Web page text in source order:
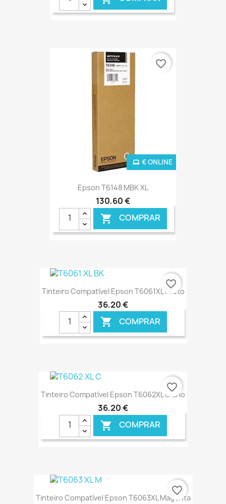
€ ONLINE
Epson T6148 MBK XL
130,60 €
 COMPRAR
€ ONLINE
favorite_border
Tinteiro Compatível Epson T6061XL Preto
36,20 €
 COMPRAR
€ ONLINE
favorite_border
Tinteiro Compatível Epson T6062XL Ciano
36,20 €
 COMPRAR
€ ONLINE
favorite_border
Tinteiro Compatível Epson T6063XL Magenta
favorite_border